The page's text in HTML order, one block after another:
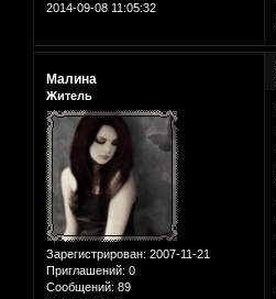
2014-09-08 11:05:32
Малина
Житель
Зарегистрирован: 2007-11-21
Приглашений: 0
Сообщений: 89